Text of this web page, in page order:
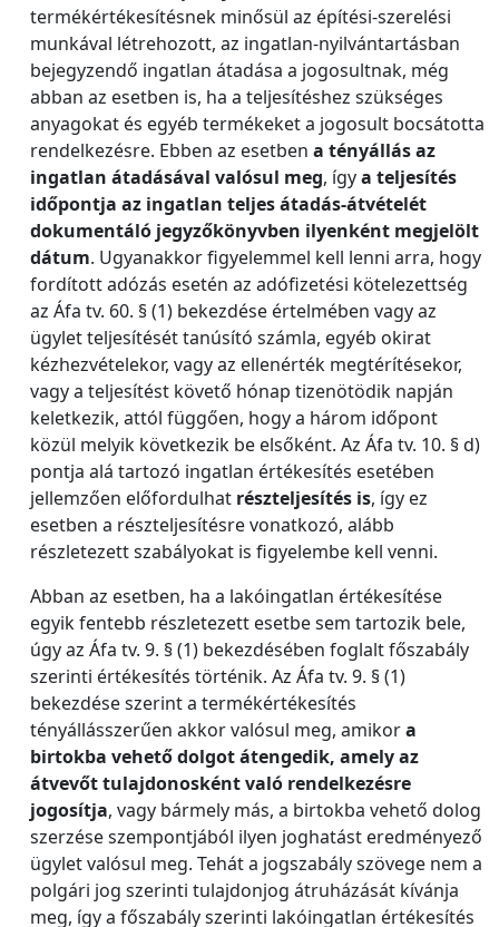
termékértékesítésnek minősül az építési-szerelési
munkával létrehozott, az ingatlan-nyilvántartásban
bejegyzendő ingatlan átadása a jogosultnak, még
abban az esetben is, ha a teljesítéshez szükséges
anyagokat és egyéb termékeket a jogosult bocsátotta
rendelkezésre. Ebben az esetben a tényállás az
ingatlan átadásával valósul meg, ígya teljesítés
időpontja az ingatlan teljes átadás-átvételét
dokumentáló jegyzőkönyvben ilyenként megjelölt
dátum. Ugyanakkor figyelemmel kell lenni arra, hogy
fordított adózás esetén az adófizetési kötelezettség
az Áfa tv. 60. § (1) bekezdése értelmében vagy az
ügylet teljesítését tanúsító számla, egyéb okirat
kézhezvételekor, vagy az ellenérték megtérítésekor,
vagy a teljesítést követő hónap tizenötödik napján
keletkezik, attól függően, hogy a három időpont
közül melyik következik be elsőként. Az Áfa tv. 10. § d)
pontja alá tartozó ingatlan értékesítés esetében
jellemzően előfordulhat részteljesítés is, így ez
esetben a részteljesítésre vonatkozó, alább
részletezett szabályokat is figyelembe kell venni.
Abban az esetben, ha a lakóingatlan értékesítése
egyik fentebb részletezett esetbe sem tartozik bele,
úgy az Áfa tv. 9. § (1) bekezdésében foglalt főszabály
szerinti értékesítés történik. Az Áfa tv. 9. § (1)
bekezdése szerint a termékértékesítés
tényállásszerűen akkor valósul meg, amikora
birtokba vehető dolgot átengedik, amely az
átvevőt tulajdonosként való rendelkezésre
jogosítja, vagy bármely más, a birtokba vehető dolog
szerzése szempontjából ilyen joghatást eredményező
ügylet valósul meg. Tehát a jogszabály szövege nem a
polgári jog szerinti tulajdonjog átruházását kívánja
meg, így a főszabály szerinti lakóingatlan értékesítés